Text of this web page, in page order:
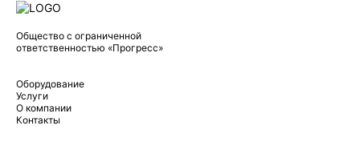
Общество с ограниченной
ответственностью «Прогресс»
Оборудование
Услуги
О компании
Контакты